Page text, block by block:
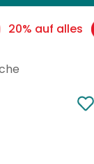
20% auf alles